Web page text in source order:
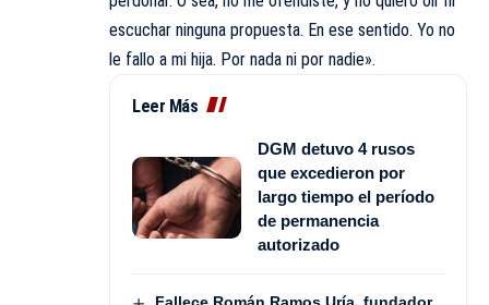
escuchar ninguna propuesta. En ese sentido. Yo no
le fallo a mi hija. Por nada ni por nadie».
Leer Más
DGM detuvo 4 rusos
que excedieron por
largo tiempo el período
de permanencia
autorizado